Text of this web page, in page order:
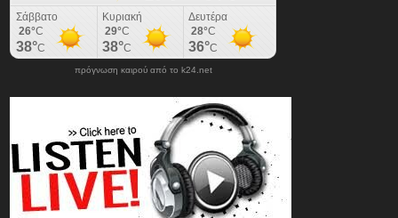
πρόγνωση καιρού από το k24.net